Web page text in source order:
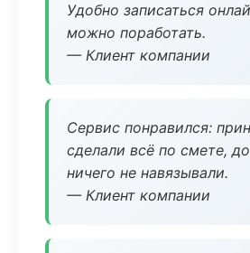
Удобно записаться
можно поработать.
— Клиент компании
Сервис понравился:
сделали всё по смете,
ничего не навязывали.
— Клиент компании